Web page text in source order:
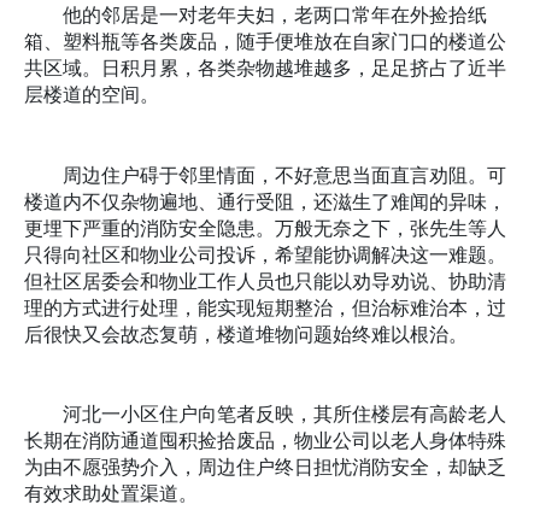
他的邻居是一对老年夫妇，老两口常年在外捡拾纸
箱、塑料瓶等各类废品，随手便堆放在自家门口的楼道公
共区域。日积月累，各类杂物越堆越多，足足挤占了近半
层楼道的空间。
周边住户碍于邻里情面，不好意思当面直言劝阻。可
楼道内不仅杂物遍地、通行受阻，还滋生了难闻的异味，
更埋下严重的消防安全隐患。万般无奈之下，张先生等人
只得向社区和物业公司投诉，希望能协调解决这一难题。
但社区居委会和物业工作人员也只能以劝导劝说、协助清
理的方式进行处理，能实现短期整治，但治标难治本，过
后很快又会故态复萌，楼道堆物问题始终难以根治。
河北一小区住户向笔者反映，其所住楼层有高龄老人
长期在消防通道囤积捡拾废品，物业公司以老人身体特殊
为由不愿强势介入，周边住户终日担忧消防安全，却缺乏
有效求助处置渠道。